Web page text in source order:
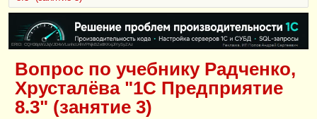
ERID: CQH36pWzJqVJD4xVLsnhcU4hVPNjkBZe8KKxjJiYySyZAz
Вопрос по учебнику Радченко,
Хрусталёва "1С Предприятие
8.3" (занятие 3)